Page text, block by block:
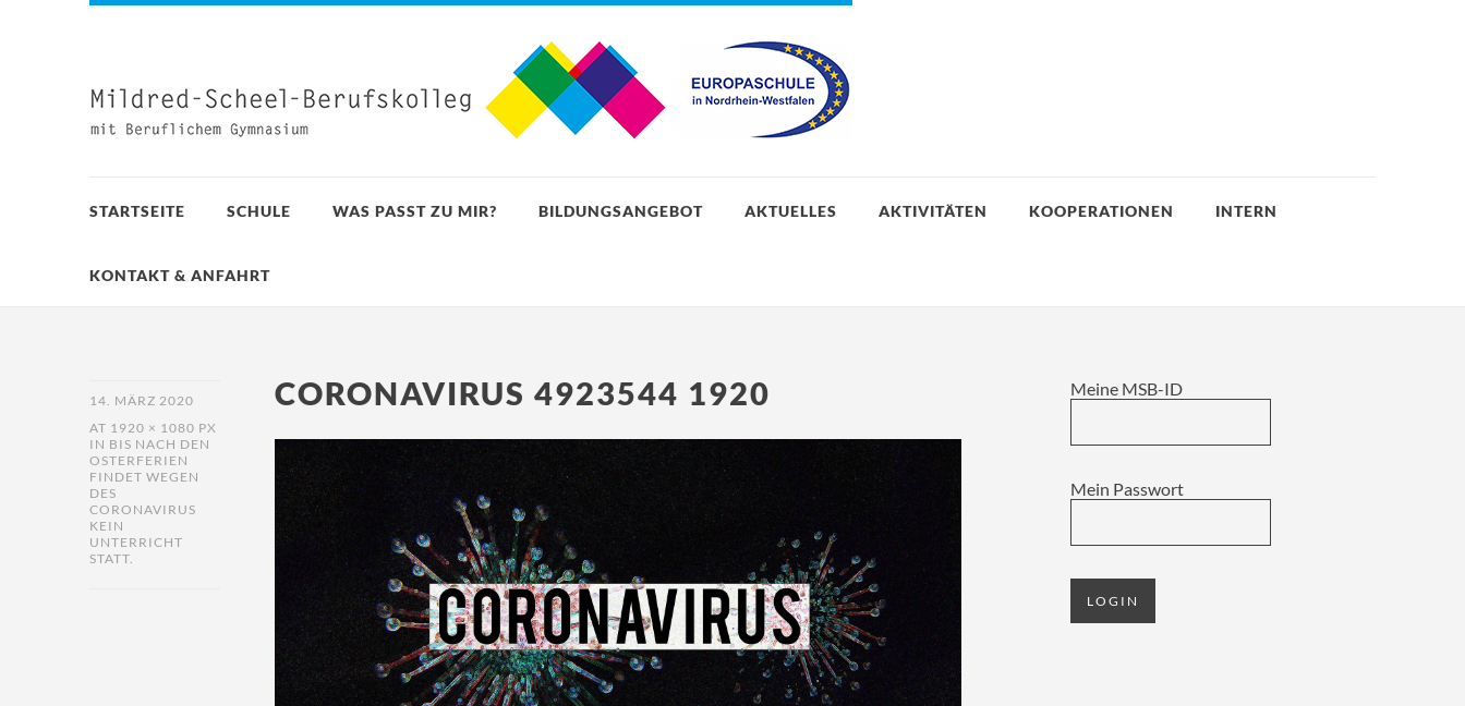
STARTSEITE SCHULE WAS PASST ZU MIR? BILDUNGSANGEBOT AKTUELLES AKTIVITÄTEN KOOPERATIONEN INTERN
KONTAKT & ANFAHRT
14. MÄRZ 2020
AT 1920 × 1080 PX
IN BIS NACH DEN
OSTERFERIEN
FINDET WEGEN
DES
CORONAVIRUS
KEIN
UNTERRICHT
STATT.
CORONAVIRUS 4923544 1920 Meine MSB-ID
Mein Passwort